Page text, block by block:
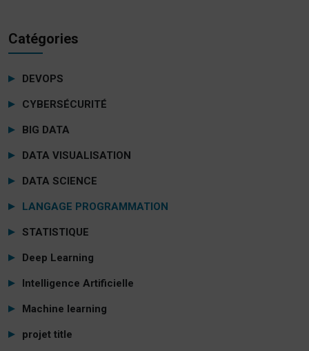
Catégories
DEVOPS
CYBERSÉCURITÉ
BIG DATA
DATA VISUALISATION
DATA SCIENCE
LANGAGE PROGRAMMATION
STATISTIQUE
Deep Learning
Intelligence Artificielle
Machine learning
projet title